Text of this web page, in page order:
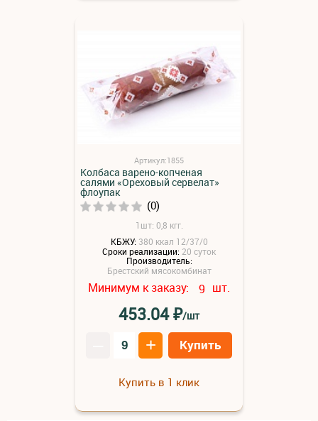
Артикул:1855
Колбаса варено-копченая
салями «Ореховый сервелат»
флоупак
(0)
1шт: 0,8 кгг.
КБЖУ: 380 ккал 12/37/0
Сроки реализации: 20 суток
Производитель:
Брестский мясокомбинат
Минимум к заказу: 9 шт.
453.04₽/шт
+ Купить
Купить в 1 клик